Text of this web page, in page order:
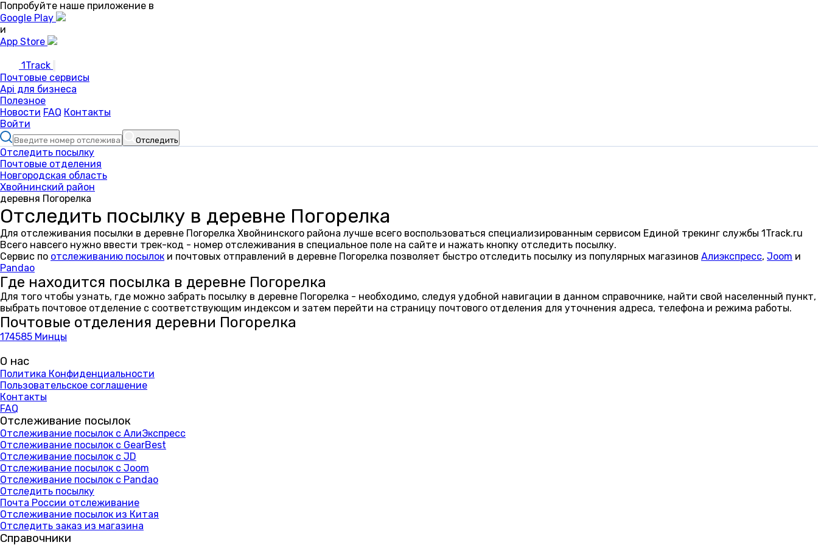
Попробуйте наше приложение в
Google Play
и
App Store
1Track
Почтовые сервисы
Api для бизнеса
Полезное
Новости FAQ Контакты
Войти
Отследить
Отследить посылку
Почтовые отделения
Новгородская область
Хвойнинский район
деревня Погорелка
Отследить посылку в деревне Погорелка
Для отслеживания посылки в деревне Погорелка Хвойнинского района лучше всего воспользоваться специализированным сервисом Единой трекинг службы 1Track.ru
Всего навсего нужно ввести трек-код - номер отслеживания в специальное поле на сайте и нажать кнопку отследить посылку.
Сервис по отслеживанию посылок и почтовых отправлений в деревне Погорелка позволяет быстро отследить посылку из популярных магазинов Алиэкспресс, Joom и
Pandao
Где находится посылка в деревне Погорелка
Для того чтобы узнать, где можно забрать посылку в деревне Погорелка - необходимо, следуя удобной навигации в данном справочнике, найти свой населенный пункт,
выбрать почтовое отделение с соответствующим индексом и затем перейти на страницу почтового отделения для уточнения адреса, телефона и режима работы.
Почтовые отделения деревни Погорелка
174585 Минцы
О нас
Политика Конфиденциальности
Пользовательское соглашение
Контакты
FAQ
Отслеживание посылок
Отслеживание посылок с АлиЭкспресс
Отслеживание посылок с GearBest
Отслеживание посылок с JD
Отслеживание посылок с Joom
Отслеживание посылок с Pandao
Отследить посылку
Почта России отслеживание
Отслеживание посылок из Китая
Отследить заказ из магазина
Справочники